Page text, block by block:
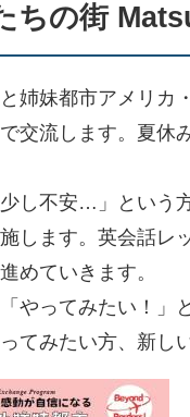
ちの街
姉妹都市アメリカ
交流します。夏休
少し不安…」という
します。英会話レ
めていきます。
やってみたい！」
てみたい方、新し